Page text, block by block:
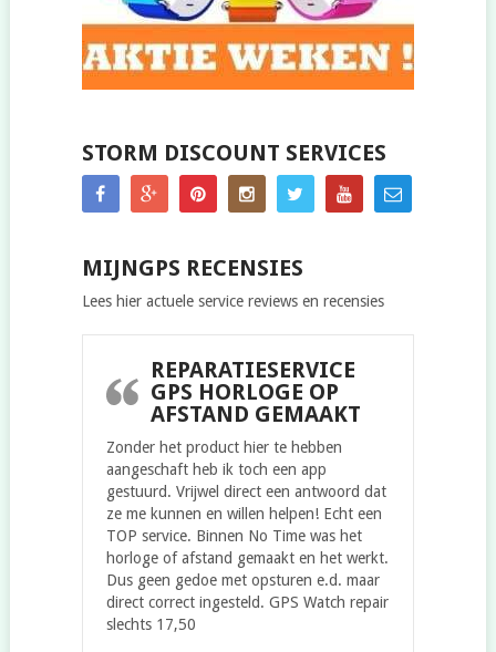
STORM DISCOUNT SERVICES
MIJNGPS RECENSIES
Lees hier actuele service reviews en recensies
REPARATIESERVICE
GPS HORLOGE OP
AFSTAND GEMAAKT
Zonder het product hier te hebben
aangeschaft heb ik toch een app
gestuurd. Vrijwel direct een antwoord dat
ze me kunnen en willen helpen! Echt een
TOP service. Binnen No Time was het
horloge of afstand gemaakt en het werkt.
Dus geen gedoe met opsturen e.d. maar
direct correct ingesteld. GPS Watch repair
slechts 17,50